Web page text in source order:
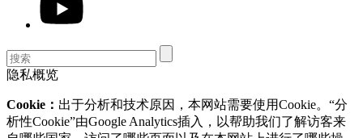
隐私概览
Cookie： 出于分析和技术原因，本网站需要使用Cookie。“分
析性Cookie”由Google Analytics插入，以帮助我们了解访客来